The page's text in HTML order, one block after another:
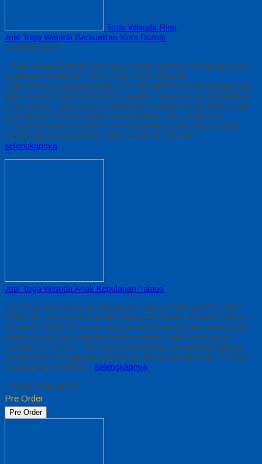
Toda Wisuda Riau
Jual Toga Wisuda Berkualitas Kota Dumai
25 Maret 2026
Toga Wisuda Murah Berkualitas untuk Momen Kelulusan yang
Berkesan WhatsApp: 0812-2282-1060 Wibesite
: https://www.jualtogawisuda.com Klik untuk konsultasi langsung:
https://wa.me/6281222821060 Supplier Toga Wisuda Berkualitas
Kota Dumai. Toga wisuda murah kini menjadi solusi efisien bagi
sekolah dan kampus dalam mengadakan acara kelulusan.
Peristiwa kelulusan adalah momen penting yang hanya terjadi
sekali bagi setiap individu. Oleh sebab itu, memilih…
selengkapnya
Jual Toga Wisuda Anak Kepulauan Talaud
Jual Toga Wisuda Anak Kepulauan Talaud Hubungi 0812-2282-
1060 Jual Toga Wisuda Anak Kepulauan Talaud Sulawesi Utara –
Temukan Paket Promosi toga wisuda anak komplet pada harga
paling murah dan memiliki kualitas terbaik, kami kasih untuk
sekolah TK, PAUD , SD Kami memberinya penawaran Special
semua level Pengajaran Anak Umur Dasar dengan Fitur Produk
sebagaimana berikut… selengkapnya
*Harga Hubungi CS
Pre Order
Pre Order